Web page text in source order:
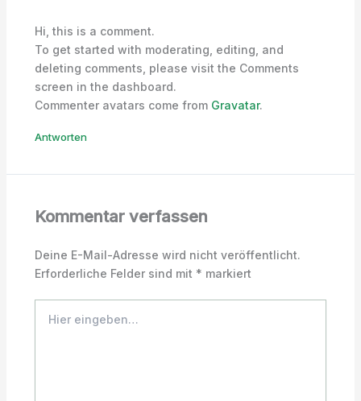
Hi, this is a comment.
To get started with moderating, editing, and
deleting comments, please visit the Comments
screen in the dashboard.
Commenter avatars come from Gravatar.
Antworten
Kommentar verfassen
Deine E-Mail-Adresse wird nicht veröffentlicht.
Erforderliche Felder sind mit * markiert
eingeben…